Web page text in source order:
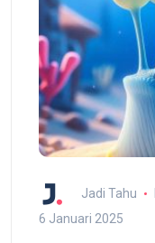
Jadi Tahu
6 Januari 2025